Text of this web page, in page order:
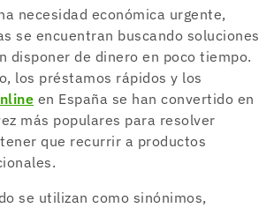
necesidad económica urgente,
se encuentran buscando soluciones
disponer de dinero en poco tiempo.
los préstamos rápidos y los
en España se han convertido en
más populares para resolver
que recurrir a productos
se utilizan como sinónimos,